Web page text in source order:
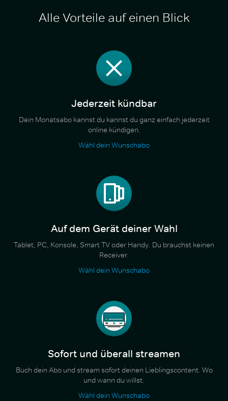
Alle Vorteile auf einen Blick
Jederzeit kündbar
Dein Monatsabo kannst du kannst du ganz einfach jederzeit
online kündigen.
Wähl dein Wunschabo
Auf dem Gerät deiner Wahl
Tablet, PC, Konsole, Smart TV oder Handy. Du brauchst keinen
Receiver.
Wähl dein Wunschabo
Sofort und überall streamen
Buch dein Abo und stream sofort deinen Lieblingscontent. Wo
und wann du willst.
Wähl dein Wunschabo